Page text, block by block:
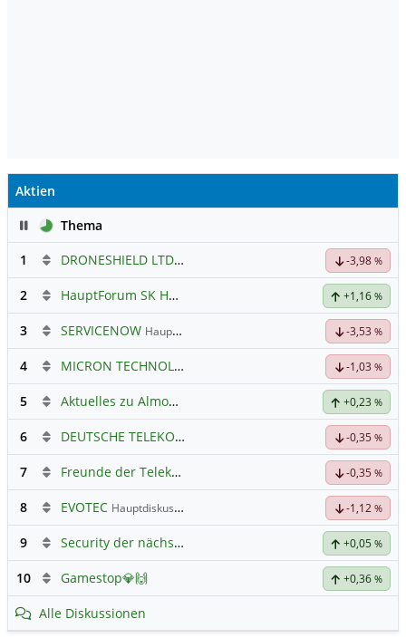
Aktien
PauseThema
1
DRONESHIELD LTDHauptdiskussion -3,98 %
2 HauptForum SK HYNIC +1,16 %
3 SERVICENOW Hauptdiskussion -3,53 %
4 MICRON TECHNOLOGY -1,03 %
5 Aktuelles zu Almonty Industries +0,23 %
6 DEUTSCHE TELEKOM -0,35 %
7 Freunde der Telekom -0,35 %
8 EVOTEC Hauptdiskussion -1,12 %
9 Security der nächsten Generation +0,05 %
10 Gamestop💎🙌 +0,36 %
Alle Diskussionen